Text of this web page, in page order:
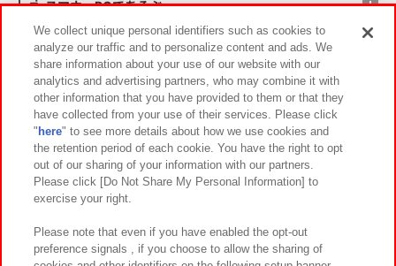
スマホ・PCであそぶ
イベント・キャンペーン
関連会社 サステナビリティ サイトポリシー
プライバシーポリシー ウェブアクセシビリティ方針と検証結果
お取引先さまとともに
カスタマーハラスメント対応方針 よくあるご質問・お問い合わせ
We collect unique personal identifiers such as cookies to
analyze our traffic and to personalize content and ads. We
share information about your use of our website with our
analytics and advertising partners, who may combine it with
other information that you have provided to them or that they
have collected from your use of their services. Please click
" here" to see more details about how we use cookies and
the retention period of each cookie. You have the right to opt
out of our sharing of your information with our partners.
Please click [Do Not Share My Personal Information] to
exercise your right.
Please note that even if you have enabled the opt-out
preference signals , if you choose to allow the sharing of